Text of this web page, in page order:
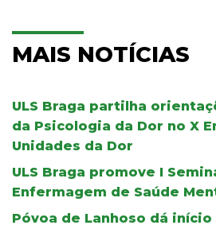
MAIS NOTÍCIAS
ULS Braga partilha
da Psicologia da Dor no X
Unidades da Dor
ULS Braga promove I
Enfermagem de Saúde
Póvoa de Lanhoso dá